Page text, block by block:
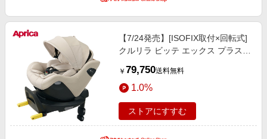
【7/24発売】[ISOFIX取付×回転式]
クルリラ ビッテ エックス プラス
チャイルドシート ベビーカー・チ
ャイルドシート・抱っこ紐 チャイ
ルドシート・カー用品
￥ 79,750送料無料
1.0%
ストアにすすむ